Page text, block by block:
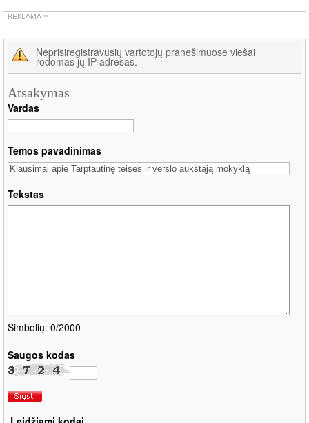
Neprisiregistravusių vartotojų pranešimuose viešai
rodomas jų IP adresas.
Atsakymas
Vardas
Temos pavadinimas
Tekstas
Simbolių: 0/2000
Saugos kodas